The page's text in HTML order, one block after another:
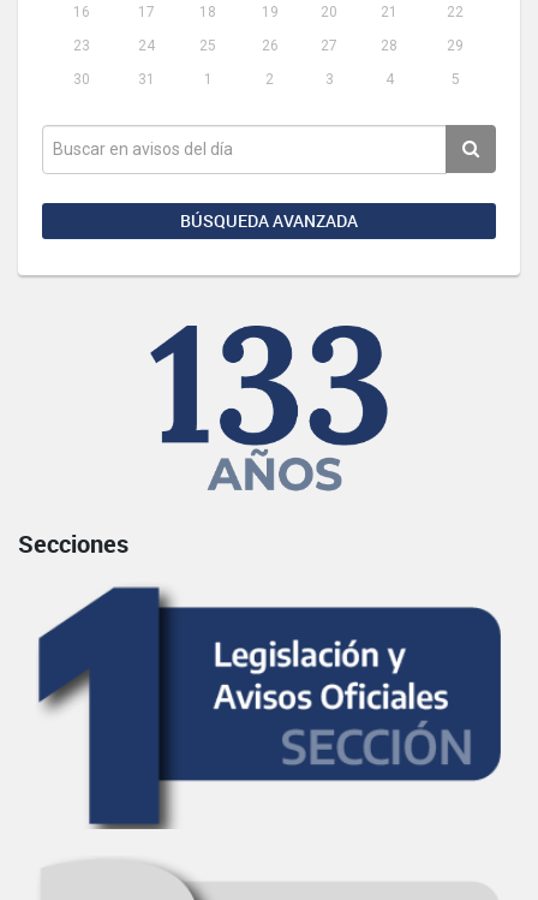
16
17 18 19 20 21
22
23
24 25 26 27 28
29
30
31 1 2 3 4 5
BÚSQUEDA AVANZADA
Secciones